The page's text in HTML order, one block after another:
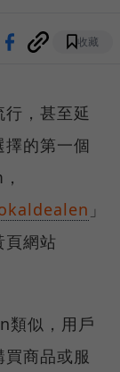
收藏
，甚至延
的第一個
」
頁網站
類似，用戶
商品或服